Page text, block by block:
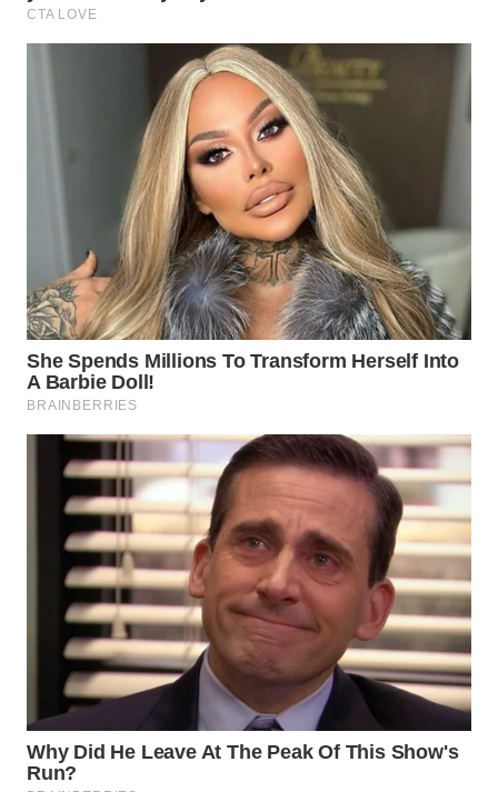
SOLO
SURABAYA
WN
NATUNA
WN
WN
MANDALIKA
WN
LIKUPANG
WN
LABUANBAJO
BORNEO